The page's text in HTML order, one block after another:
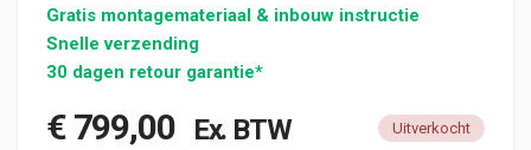
Gratis montagemateriaal & inbouw instructie
Snelle verzending
30 dagen retour garantie*
€799,00 Ex. BTW Uitverkocht